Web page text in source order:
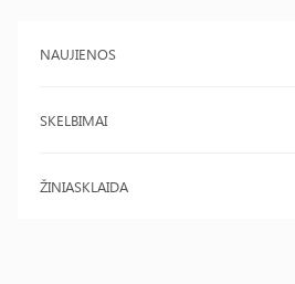
NAUJIENOS
SKELBIMAI
ŽINIASKLAIDA